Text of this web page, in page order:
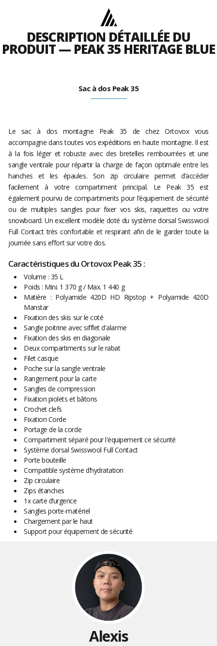
DESCRIPTION DÉTAILLÉE DU
PRODUIT — PEAK 35 HERITAGE BLUE
Sac à dos Peak 35
Le sac à dos montagne Peak 35 de chez Ortovox vous
accompagne dans toutes vos expéditions en haute montagne. Il est
à la fois léger et robuste avec des bretelles rembourrées et une
sangle ventrale pour répartir la charge de façon optimale entre les
hanches et les épaules. Son zip circulaire permet d’accéder
facilement à votre compartiment principal. Le Peak 35 est
également pourvu de compartiments pour l’équipement de sécurité
ou de multiples sangles pour fixer vos skis, raquettes ou votre
snowboard. Un excellent modèle doté du système dorsal Swisswool
Full Contact très confortable et respirant afin de le garder toute la
journée sans effort sur votre dos.
Caractéristiques du Ortovox Peak 35 :
Volume : 35 L
Poids : Mini. 1 370 g / Max. 1 440 g
Matière : Polyamide 420D HD Ripstop + Polyamide 420D
Manstar
Fixation des skis sur le coté
Sangle poitrine avec sifflet d'alarme
Fixation des skis en diagonale
Deux compartiments sur le rabat
Filet casque
Poche sur la sangle ventrale
Rangement pour la carte
Sangles de compression
Fixation piolets et bâtons
Crochet clefs
Fixation Corde
Portage de la corde
Compartiment séparé pour l'équipement ce sécurité
Système dorsal Swisswool Full Contact
Porte bouteille
Compatible système d‘hydratation
Zip circulaire
Zips étanches
1x carte d’urgence
Sangles porte-matériel
Chargement par le haut
Support pour équipement de sécurité
Alexis